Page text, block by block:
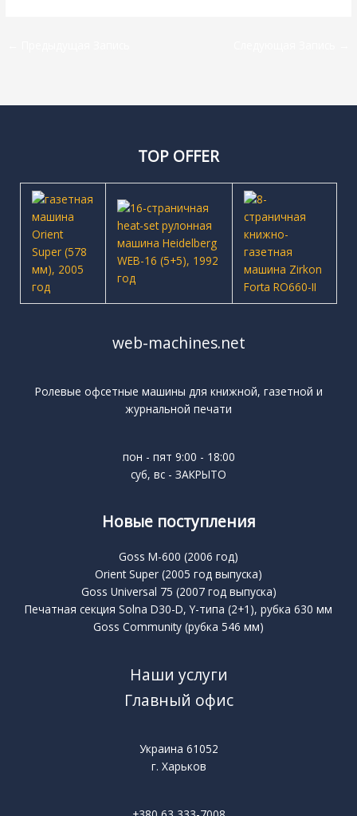
TOP OFFER
web-machines.net
Ролевые офсетные машины для книжной, газетной и
журнальной печати
пон - пят 9:00 - 18:00
суб, вс - ЗАКРЫТО
Новые поступления
Goss M-600 (2006 год)
Orient Super (2005 год выпуска)
Goss Universal 75 (2007 год выпуска)
Печатная секция Solna D30-D, Y-типа (2+1), рубка 630 мм
Goss Community (рубка 546 мм)
Наши услуги
Главный офис
Украина 61052
г. Харьков